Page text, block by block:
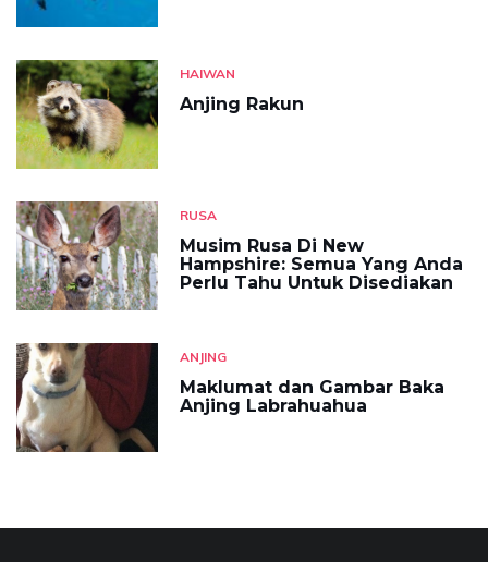
HAIWAN
Anjing Rakun
RUSA
Musim Rusa Di New
Hampshire: Semua Yang Anda
Perlu Tahu Untuk Disediakan
ANJING
Maklumat dan Gambar Baka
Anjing Labrahuahua